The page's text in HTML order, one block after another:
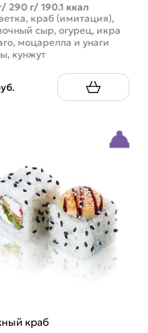
290 г/ 190.1 ккал
краб (имитация),
сыр, огурец, икра
моцарелла и унаги
кунжут
краб